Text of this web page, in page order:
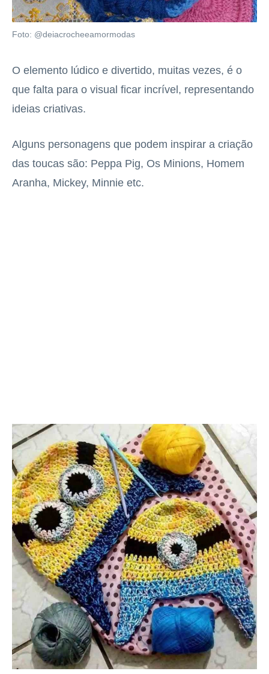
Foto: @deiacrocheeamormodas
O elemento lúdico e divertido, muitas vezes, é o
que falta para o visual ficar incrível, representando
ideias criativas.
Alguns personagens que podem inspirar a criação
das toucas são: Peppa Pig, Os Minions, Homem
Aranha, Mickey, Minnie etc.